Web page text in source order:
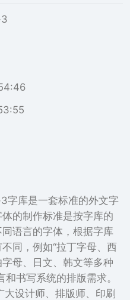
字库是一套标准的外文字
的制作标准是按字库的
语言的字体，根据字库
同，例如“拉丁字母、西
母、日文、韩文等多种
书写系统的排版需求。
设计师、排版师、印刷